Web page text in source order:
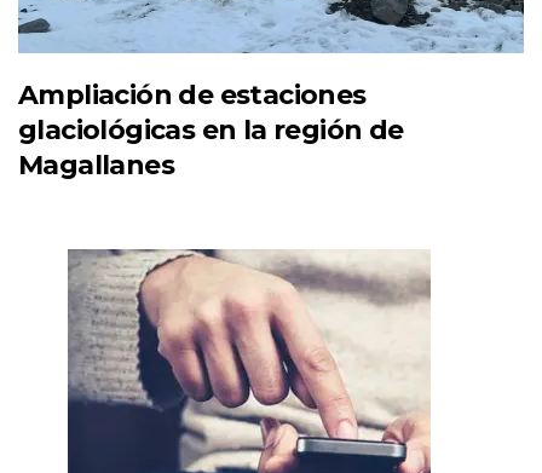
Ampliación de estaciones
glaciológicas en la región de
Magallanes